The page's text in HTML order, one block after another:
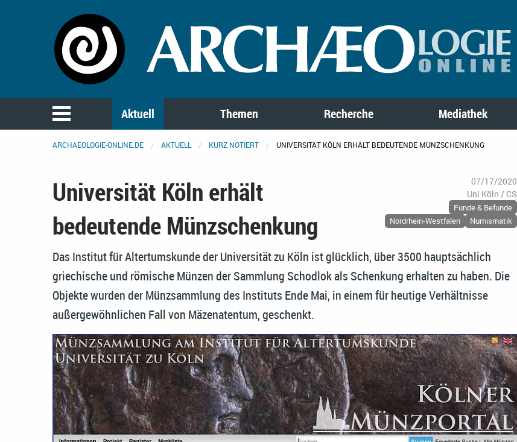
Aktuell Themen Recherche Mediathek
ARCHAEOLOGIE-ONLINE.DE AKTUELL KURZ NOTIERT UNIVERSITÄT KÖLN ERHÄLT BEDEUTENDE MÜNZSCHENKUNG
Universität Köln erhält
bedeutende Münzschenkung
07/17/2020
Uni Köln / CS
Funde & Befunde
Nordrhein-Westfalen
Numismatik
Das Institut für Altertumskunde der Universität zu Köln ist glücklich, über 3500 hauptsächlich
griechische und römische Münzen der Sammlung Schodlok als Schenkung erhalten zu haben. Die
Objekte wurden der Münzsammlung des Instituts Ende Mai, in einem für heutige Verhältnisse
außergewöhnlichen Fall von Mäzenatentum, geschenkt.